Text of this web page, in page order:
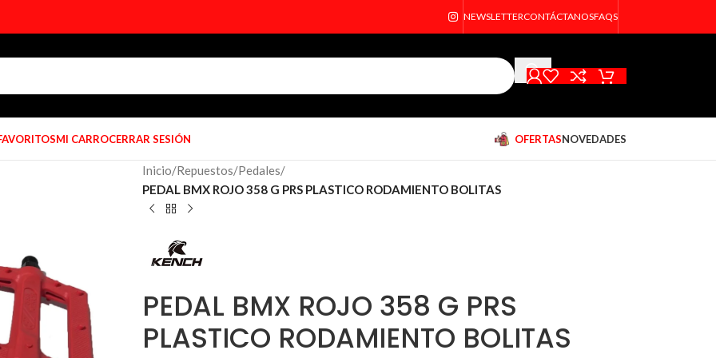
NEWSLETTERCONTÁCTANOSFAQS
MI CARROCERRAR SESIÓN OFERTASNOVEDADES
Inicio/Repuestos/Pedales/
PEDAL BMX ROJO 358 G PRS PLASTICO RODAMIENTO BOLITAS
PEDAL BMX ROJO 358 G PRS
PLASTICO RODAMIENTO BOLITAS